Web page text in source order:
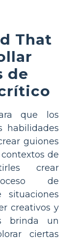
That
de
que los
habilidades
guiones
de
crear
de
creativos y
brinda un
ciertas